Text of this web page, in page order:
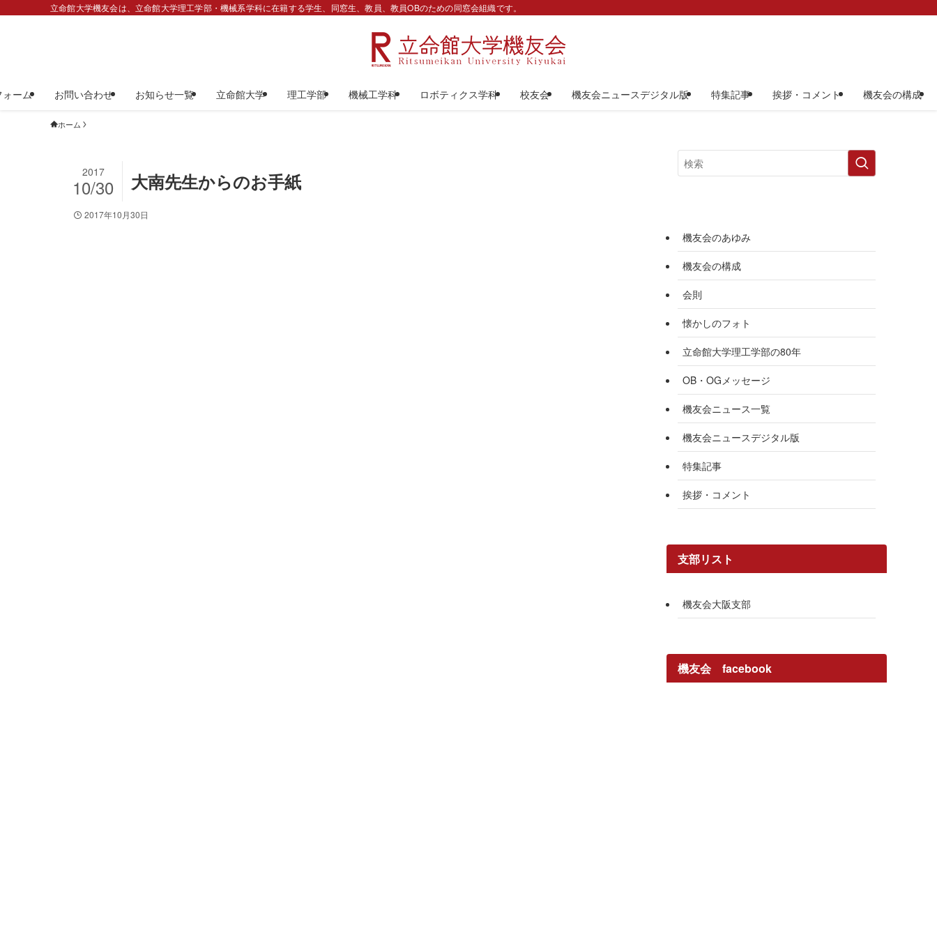
立命館大学機友会は、立命館大学理工学部・機械系学科に在籍する学生、同窓生、教員、教員OBのための同窓会組織です。
ーム お問い合わせ お知らせ一覧 立命館大学 理工学部 機械工学科 ロボティクス学科 校友会 機友会ニュースデジタル版 特集記事 挨拶・コメント 機友会の構成
ホーム
大南先生からのお手紙
2017
10/30
2017年10月30日
機友会のあゆみ
機友会の構成
会則
懐かしのフォト
立命館大学理工学部の80年
OB・OGメッセージ
機友会ニュース一覧
機友会ニュースデジタル版
特集記事
挨拶・コメント
支部リスト
機友会大阪支部
機友会 facebook